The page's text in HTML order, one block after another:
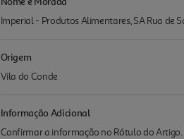
Imperial - Produtos Alimentares, SA Rua de
Origem
Vila do Conde
Informação Adicional
Confirmar a informação no Rótulo do